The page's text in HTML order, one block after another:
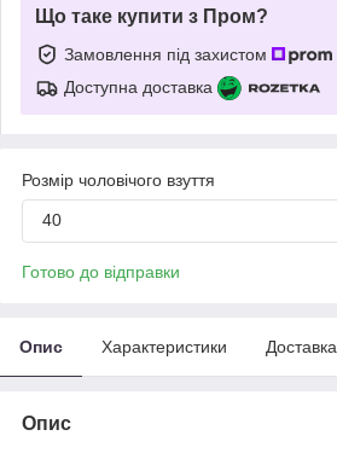
Що таке купити з Пром?
Замовлення під захистом
Доступна доставка
Розмір чоловічого взуття
40
Готово до відправки
Опис Характеристики Доставка
Опис